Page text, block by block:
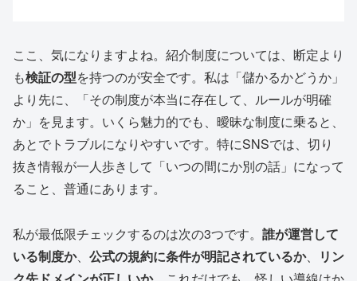
ここ、気になりますよね。紹介制度については、断定より
も検証の型を持つのが安全です。私は「儲かるかどうか」
より先に、「その制度が本当に存在して、ルールが明確
か」を見ます。いくら魅力的でも、曖昧な制度に乗ると、
あとでトラブルになりやすいです。特にSNSでは、切り
抜き情報が一人歩きして「いつの間にか別の話」になって
ること、普通にあります。
私が最低限チェックするのは次の3つです。 誰が運営して
いる制度か、 公式の規約に条件が明記されているか、
リン